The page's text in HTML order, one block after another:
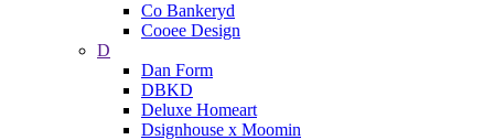
Co Bankeryd
Cooee Design
D
Dan Form
DBKD
Deluxe Homeart
Dsignhouse x Moomin